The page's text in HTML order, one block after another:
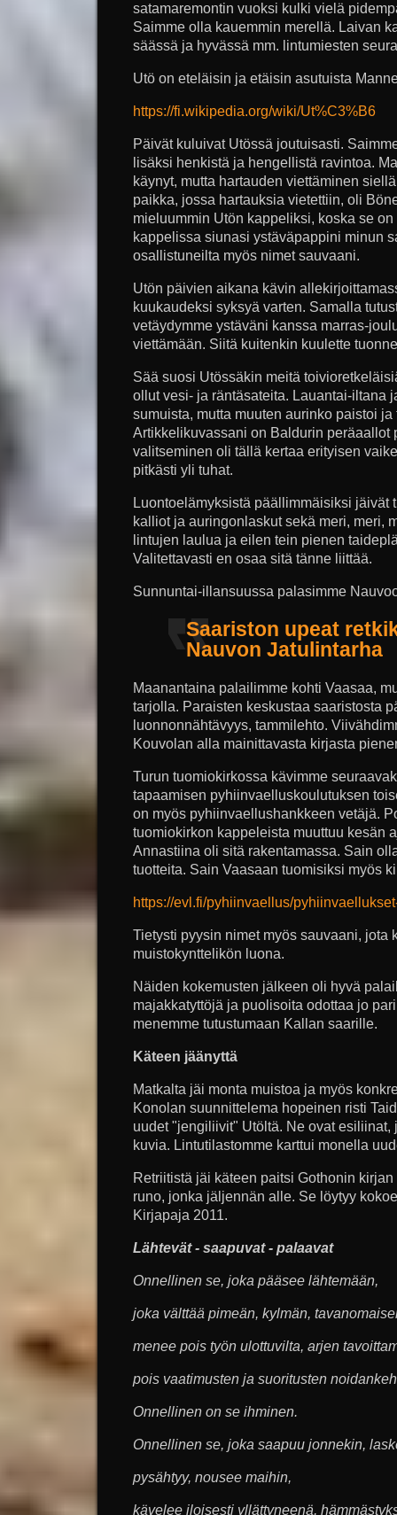
satamaremontin vuoksi kulki vielä
Saimme olla kauemmin merellä. Laivan
säässä ja hyvässä mm. lintumiesten
Utö on eteläisin ja etäisin asutuista
https://fi.wikipedia.org/wiki/Ut%C3%B6
Päivät kuluivat Utössä joutuisasti.
lisäksi henkistä ja hengellistä ravintoa.
käynyt, mutta hartauden viettäminen
paikka, jossa hartauksia vietettiin, oli
mieluummin Utön kappeliksi, koska se
kappelissa siunasi ystäväpappini minun
osallistuneilta myös nimet sauvaani.
Utön päivien aikana kävin
kuukaudeksi syksyä varten. Samalla
vetäydymme ystäväni kanssa marras-
viettämään. Siitä kuitenkin kuulette
Sää suosi Utössäkin meitä
ollut vesi- ja räntäsateita. Lauantai-iltana
sumuista, mutta muuten aurinko paistoi
Artikkelikuvassani on Baldurin peräaallot
valitseminen oli tällä kertaa erityisen
pitkästi yli tuhat.
Luontoelämyksistä päällimmäisiksi jäivät
kalliot ja auringonlaskut sekä meri, meri,
lintujen laulua ja eilen tein pienen
Valitettavasti en osaa sitä tänne liittää.
Sunnuntai-illansuussa palasimme
Saariston upeat
Nauvon Jatulintarha
Maanantaina palailimme kohti Vaasaa,
tarjolla. Paraisten keskustaa saaristosta
luonnonnähtävyys, tammilehto.
Kouvolan alla mainittavasta kirjasta
Turun tuomiokirkossa kävimme
tapaamisen pyhiinvaelluskoulutuksen
on myös pyhiinvaellushankkeen vetäjä.
tuomiokirkon kappeleista muuttuu kesän
Annastiina oli sitä rakentamassa. Sain
tuotteita. Sain Vaasaan tuomisiksi myös
https://evl.fi/pyhiinvaellus/
Tietysti pyysin nimet myös sauvaani, jota
muistokynttelikön luona.
Näiden kokemusten jälkeen oli hyvä
majakkatyttöjä ja puolisoita odottaa jo
menemme tutustumaan Kallan saarille.
Käteen jäänyttä
Matkalta jäi monta muistoa ja myös
Konolan suunnittelema hopeinen risti
uudet "jengiliivit" Utöltä. Ne ovat
kuvia. Lintutilastomme karttui monella
Retriitistä jäi käteen paitsi Gothonin
runo, jonka jäljennän alle. Se löytyy
Kirjapaja 2011.
Lähtevät - saapuvat - palaavat
Onnellinen se, joka pääsee lähtemään,
joka välttää pimeän, kylmän,
menee pois työn ulottuvilta, arjen
pois vaatimusten ja suoritusten
Onnellinen on se ihminen.
Onnellinen se, joka saapuu jonnekin,
pysähtyy, nousee maihin,
kävelee iloisesti yllättyneenä,